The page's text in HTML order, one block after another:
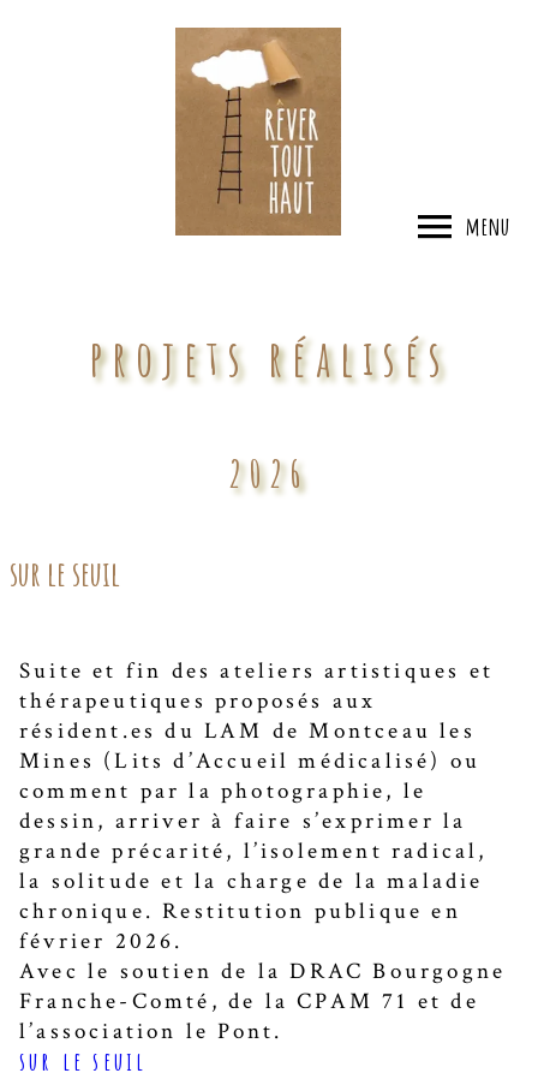
menu
projets réalisés
2026
sur le seuil
Suite et fin des ateliers artistiques et
thérapeutiques proposés aux
résident.es du LAM de Montceau les
Mines (Lits d’Accueil médicalisé) ou
comment par la photographie, le
dessin, arriver à faire s’exprimer la
grande précarité, l’isolement radical,
la solitude et la charge de la maladie
chronique. Restitution publique en
février 2026.
Avec le soutien de la DRAC Bourgogne
Franche-Comté, de la CPAM 71 et de
l’association le Pont.
sur le seuil